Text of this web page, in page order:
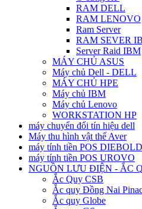
RAM DELL
RAM LENOVO
Ram Server
RAM SEVER
Server Raid IBM
MÁY CHỦ ASUS
Máy chủ Dell - DELL
MÁY CHỦ HPE
Máy chủ IBM
Máy chủ Lenovo
WORKSTATION HP
máy chuyển đổi tín hiệu dell
Máy thu hình vật thể Aver
máy tính tiền POS
máy tính tiền POS UROVO
NGUỒN LƯU ĐIỆN - ẮC
Ắc Quy CSB
Ắc quy Đồng Nai
Ắc quy Globe